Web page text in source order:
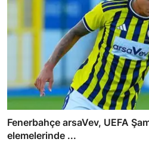
Fenerbahçe arsaVev, UEFA
elemelerinde ...